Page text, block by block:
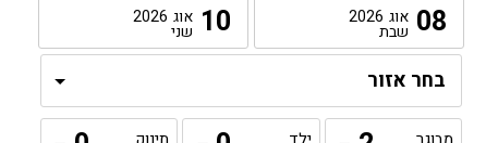
08 אוג 2026
שבת 10 אוג 2026
שני